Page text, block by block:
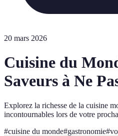
20 mars 2026
Cuisine du
Saveurs à Ne
Explorez la richesse de la cuisine
incontournables lors de votre
#cuisine du monde#gastronomie#